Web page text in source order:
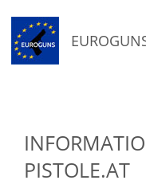
PISTOLE.AT